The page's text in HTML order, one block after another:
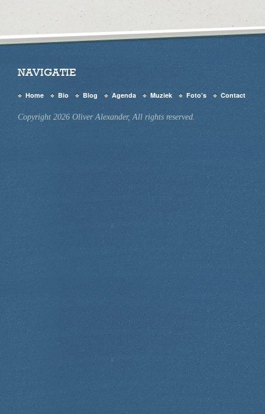
NAVIGATIE
Home Bio Blog Agenda Muziek Foto’s Contact
Copyright 2026 Oliver Alexander, All rights reserved.